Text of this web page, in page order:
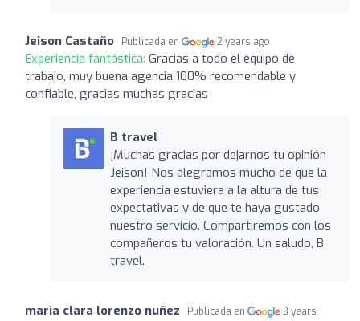
Jeison Castaño Publicada en 2 years ago
Experiencia fantástica: Gracias a todo el equipo de
trabajo, muy buena agencia 100% recomendable y
confiable, gracias muchas gracias
B travel
¡Muchas gracias por dejarnos tu opinión
Jeison! Nos alegramos mucho de que la
experiencia estuviera a la altura de tus
expectativas y de que te haya gustado
nuestro servicio. Compartiremos con los
compañeros tu valoración. Un saludo, B
travel.
maria clara lorenzo nuñez Publicada en
3 years